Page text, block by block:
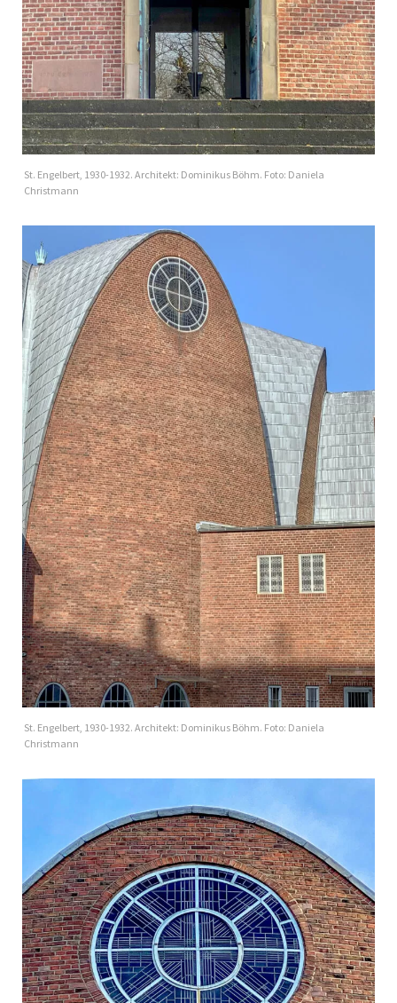
St. Engelbert, 1930-1932. Architekt: Dominikus Böhm. Foto: Daniela
Christmann
St. Engelbert, 1930-1932. Architekt: Dominikus Böhm. Foto: Daniela
Christmann